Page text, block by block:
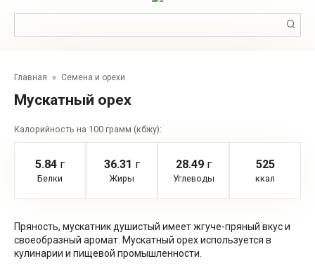
Главная » Семена и орехи
Мускатный орех
Калорийность на 100 грамм (кбжу):
5.84 г
Белки
36.31 г
Жиры
28.49г
Углеводы
525
ккал
Пряность, мускатник душистый имеет жгуче-пряный вкус и
своеобразный аромат. Мускатный орех используется в
кулинарии и пищевой промышленности.